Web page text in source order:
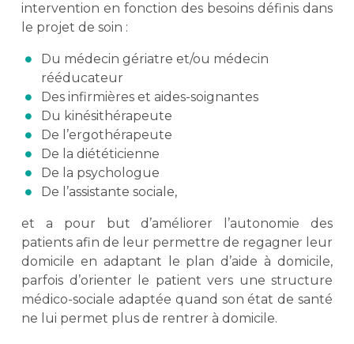
intervention en fonction des besoins définis dans
le projet de soin :
Du médecin gériatre et/ou médecin
rééducateur
Des infirmières et aides-soignantes
Du kinésithérapeute
De l’ergothérapeute
De la diététicienne
De la psychologue
De l’assistante sociale,
et a pour but d’améliorer l’autonomie des
patients afin de leur permettre de regagner leur
domicile en adaptant le plan d’aide à domicile,
parfois d’orienter le patient vers une structure
médico-sociale adaptée quand son état de santé
ne lui permet plus de rentrer à domicile.